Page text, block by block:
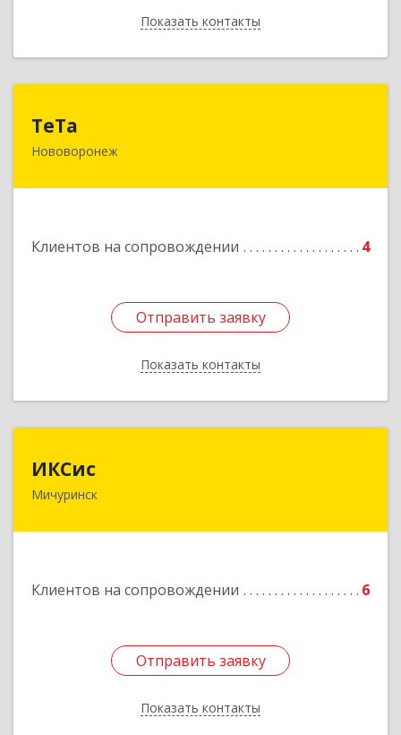
Показать контакты
Назад
ТеТа
Нововоронеж
Клиентов на сопровождении 4
Отправить заявку
Показать контакты
396 073, Нововоронеж г, а/я, дом № 30
Отправить заявку
Назад
ИКСис
Мичуринск
Клиентов на сопровождении 6
Отправить заявку
Показать контакты
Отправить заявку
Назад